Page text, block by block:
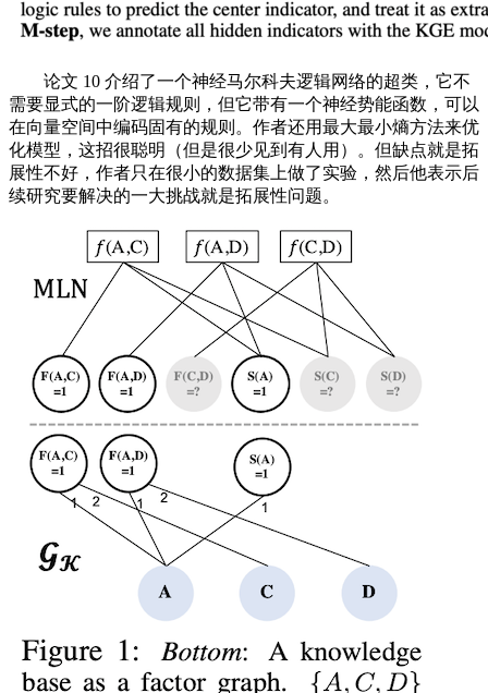
论文 10 介绍了一个神经马尔科夫逻辑网络的超类，它不
需要显式的一阶逻辑规则，但它带有一个神经势能函数，可以
在向量空间中编码固有的规则。作者还用最大最小熵方法来优
化模型，这招很聪明（但是很少见到有人用）。但缺点就是拓
展性不好，作者只在很小的数据集上做了实验，然后他表示后
续研究要解决的一大挑战就是拓展性问题。